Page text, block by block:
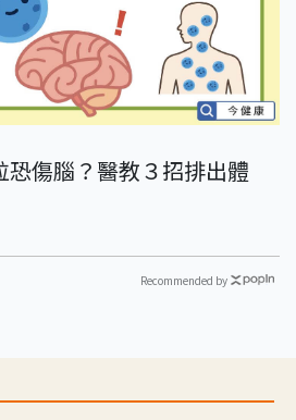
恐傷腦？醫教３招排出體
Recommended by